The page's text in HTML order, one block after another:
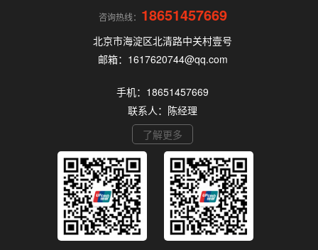
咨询热线： 18651457669
北京市海淀区北清路中关村壹号
邮箱：1617620744@qq.com
手机：18651457669
联系人：陈经理
了解更多